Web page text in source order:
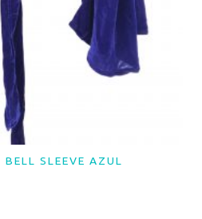
LER MAIS
BELL SLEEVE AZUL